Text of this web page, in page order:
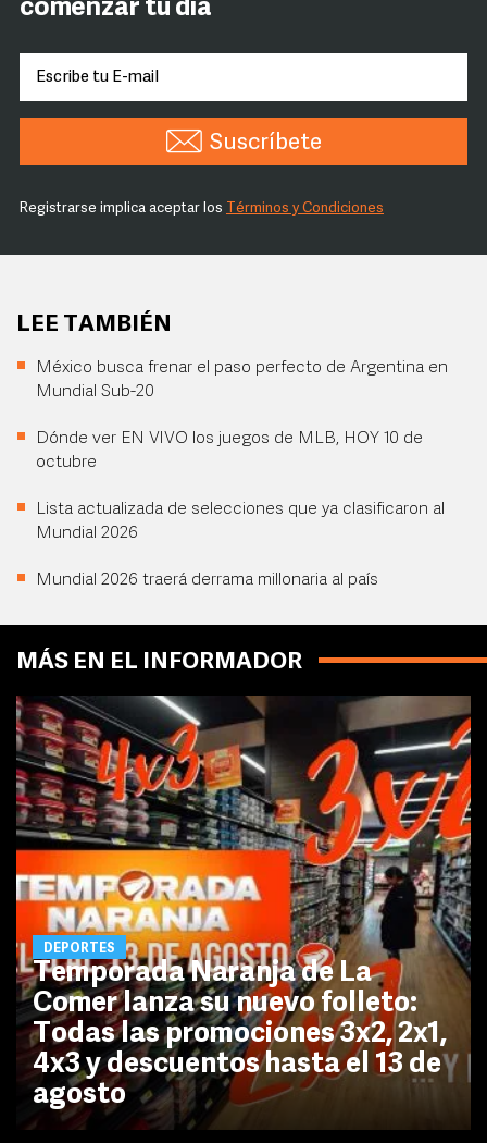
comenzar tu día
Suscríbete
Registrarse implica aceptar los Términos y Condiciones
LEE TAMBIÉN
México busca frenar el paso perfecto de Argentina en
Mundial Sub-20
Dónde ver EN VIVO los juegos de MLB, HOY 10 de
octubre
Lista actualizada de selecciones que ya clasificaron al
Mundial 2026
Mundial 2026 traerá derrama millonaria al país
MÁS EN EL INFORMADOR
DEPORTES
Temporada Naranja de La
Comer lanza su nuevo folleto:
Todas las promociones 3x2, 2x1,
4x3 y descuentos hasta el 13 de
agosto